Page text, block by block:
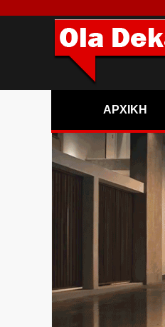
ΑΡΧΙΚΗ